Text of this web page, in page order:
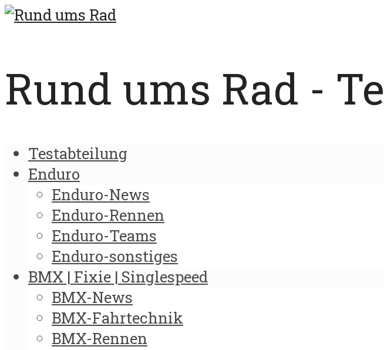
Rund ums Rad -
Testabteilung
Enduro
Enduro-News
Enduro-Rennen
Enduro-Teams
Enduro-sonstiges
BMX | Fixie | Singlespeed
BMX-News
BMX-Fahrtechnik
BMX-Rennen